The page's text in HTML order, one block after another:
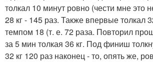
толкал 10 минут ровно (чести мне это
28 кг - 145 раз. Также впервые толкал
темпом 18 (т. е. 72 раза. Повторил
за 5 мин толкая 36 кг. Под финиш
32 кг 120 раз наконец - то, опять же,